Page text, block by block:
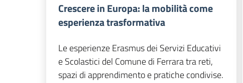
Crescere in Europa: la mobilità come
esperienza trasformativa
Le esperienze Erasmus dei Servizi Educativi
e Scolastici del Comune di Ferrara tra reti,
spazi di apprendimento e pratiche condivise.